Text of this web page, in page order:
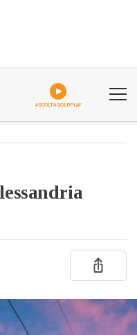
ASCOLTA GOLDPLAY